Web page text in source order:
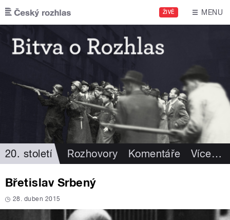
Přejít k hlavnímu obsahu
ŽIVĚ MENU
20. století Rozhovory Komentáře Více…
Břetislav Srbený
28. duben 2015